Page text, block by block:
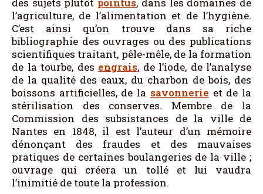
des sujets plutôt pointus, dans les domaines de
l’agriculture, de l’alimentation et de l’hygiène.
C’est ainsi qu’on trouve dans sa riche
bibliographie des ouvrages ou des publications
scientifiques traitant, pêle-mêle, de la formation
de la tourbe, des engrais, de l’iode, de l’analyse
de la qualité des eaux, du charbon de bois, des
boissons artificielles, de la savonnerie et de la
stérilisation des conserves. Membre de la
Commission des subsistances de la ville de
Nantes en 1848, il est l’auteur d’un mémoire
dénonçant des fraudes et des mauvaises
pratiques de certaines boulangeries de la ville ;
ouvrage qui créera un tollé et lui vaudra
l’inimitié de toute la profession.